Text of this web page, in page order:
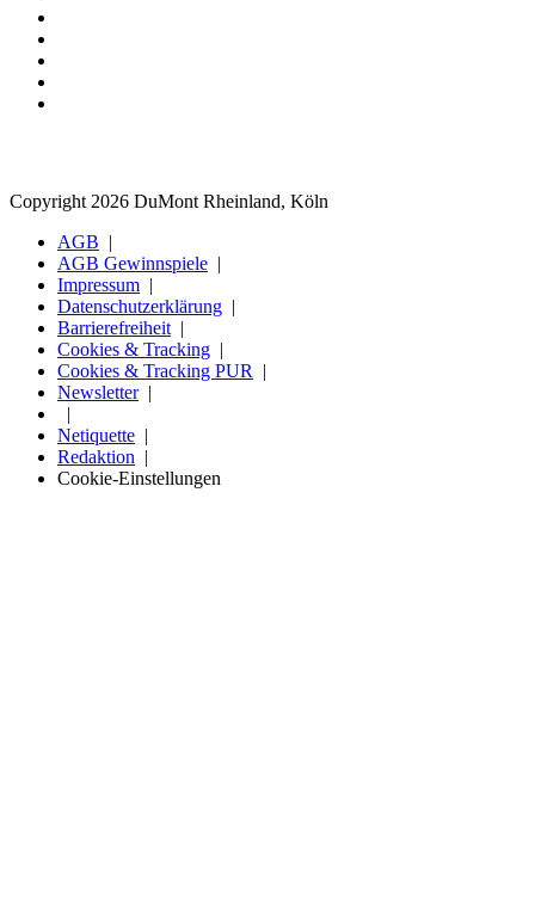
Copyright 2026 DuMont Rheinland, Köln
AGB
AGB Gewinnspiele
Impressum
Datenschutzerklärung
Barrierefreiheit
Cookies & Tracking
Cookies & Tracking PUR
Newsletter
Netiquette
Redaktion
Cookie-Einstellungen